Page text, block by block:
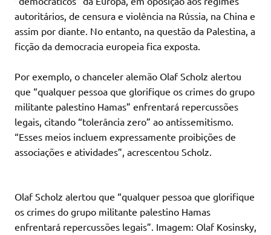
autoritários, de censura e violência na Rússia, na China e
assim por diante. No entanto, na questão da Palestina, a
ficção da democracia europeia fica exposta.
Por exemplo, o chanceler alemão Olaf Scholz alertou
que “qualquer pessoa que glorifique os crimes do grupo
militante palestino Hamas” enfrentará repercussões
legais, citando “tolerância zero” ao antissemitismo.
“Esses meios incluem expressamente proibições de
associações e atividades”, acrescentou Scholz.
Olaf Scholz alertou que “qualquer pessoa que glorifique
os crimes do grupo militante palestino Hamas
enfrentará repercussões legais”. Imagem: Olaf Kosinsky,